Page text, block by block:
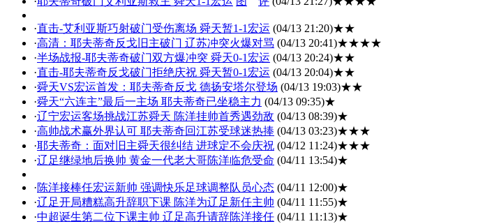
·直击-艾利亚斯巧射破门受伤离场 舜天暂1-1宏运 (04/13 21:20)★★
·高清：耶夫蒂奇反戈旧主破门 辽苏冲突火爆对骂 (04/13 20:41)★★★★
·半场战报-耶夫蒂奇破门双方爆冲突 舜天0-1宏运 (04/13 20:24)★★
·直击-耶夫蒂奇反戈破门拒绝庆祝 舜天暂0-1宏运 (04/13 20:04)★★
·舜天VS宏运首发：耶夫蒂奇反戈 德扬安塔尔登场 (04/13 19:03)★★
·舜天“六连主”最后一主场 耶夫蒂奇已坐稳主力 (04/13 09:35)★
·辽宁宏运客场挑战江苏舜天 陈洋挂帅首秀遇劲敌 (04/13 08:39)★
·高帅战术赢外界认可 耶夫蒂奇回江苏受球迷热捧 (04/13 03:23)★★★
·耶夫蒂奇：面对旧主舜天很纠结 进球定不会庆祝 (04/12 11:24)★★★
·辽足继绿地后换帅 黄金一代老大哥陈洋临危受命 (04/11 13:54)★
·陈洋接棒任宏运新帅 强调快乐足球调整队员心态 (04/11 12:00)★
·辽足开局糟糕高升辞职下课 陈洋为辽足新任主帅 (04/11 11:55)★
·中超诞生第二位下课主帅 辽足高升请辞陈洋接任 (04/11 11:13)★